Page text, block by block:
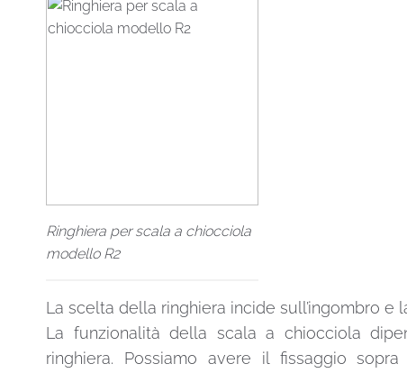
Ringhiera per scala a chiocciola
modello R2
La scelta della ringhiera incide sull’ingombro
La funzionalità della scala a chiocciola
ringhiera. Possiamo avere il fissaggio